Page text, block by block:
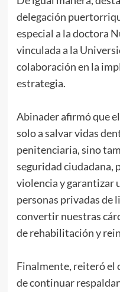
delegación
especial a la doctora
vinculada a la
colaboración en la
estrategia.
Abinader afirmó que
solo a salvar vidas
penitenciaria, sino
seguridad ciudadana,
violencia y garantizar
personas privadas de
convertir nuestras
de rehabilitación y
Finalmente, reiteró el
de continuar